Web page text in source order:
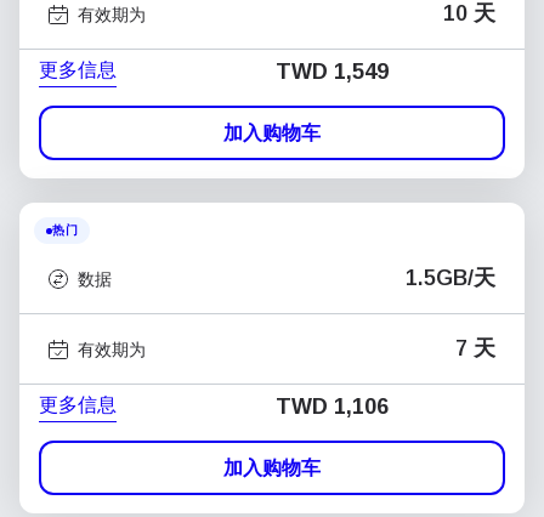
有效期为 10 天
更多信息 TWD 1,549
加入购物车
热门
数据 1.5GB/天
有效期为 7 天
更多信息 TWD 1,106
加入购物车